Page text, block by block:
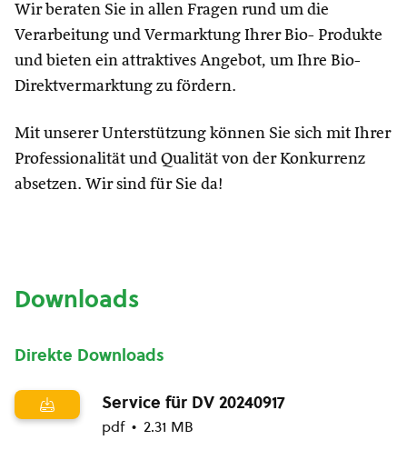
Wir beraten Sie in allen Fragen rund um die
Verarbeitung und Vermarktung Ihrer Bio- Produkte
und bieten ein attraktives Angebot, um Ihre Bio-
Direktvermarktung zu fördern.
Mit unserer Unterstützung können Sie sich mit Ihrer
Professionalität und Qualität von der Konkurrenz
absetzen. Wir sind für Sie da!
Downloads
Direkte Downloads
Service für DV 20240917
pdf 2.31 MB